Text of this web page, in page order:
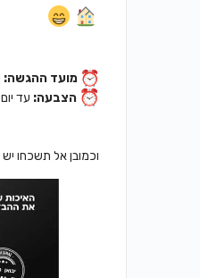
מועד ההגשה:
הצבעה: עד יום
וכמובן אל תשכחו